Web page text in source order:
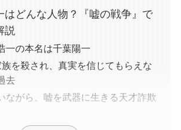
はどんな人物？『嘘の戦争』で
説
一の本名は千葉陽一
を殺され、真実を信じてもらえな
去
ながら、嘘を武器に生きる天才詐欺